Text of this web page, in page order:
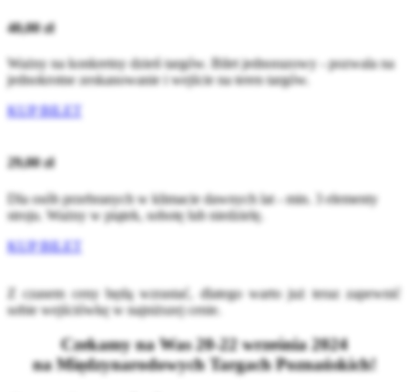
40,00 zł
Ważny na konkretny dzień targów. Bilet jednorazowy - pozwala na
jednokrotne zeskanowanie i wejście na teren targów.
KUP BILET
29,00 zł
Dla osób przebranych w klimacie dawnych lat - min. 3 elementy
stroju. Ważny w piątek, sobotę lub niedzielę.
KUP BILET
Z czasem ceny będą wzrastać, dlatego warto już teraz zapewnić
sobie wejściówkę w najniższej cenie.
Czekamy na Was 20-22 września 2024
na Międzynarodowych Targach Poznańskich!